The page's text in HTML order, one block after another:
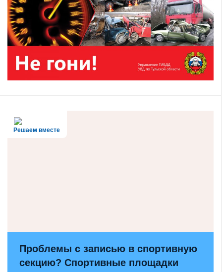
Решаем вместе
Проблемы с записью в спортивную
секцию? Спортивные площадки